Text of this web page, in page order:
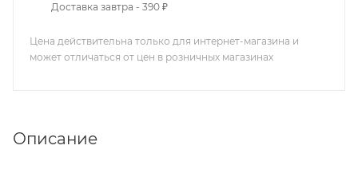
Доставка завтра - 390 ₽
Цена действительна только для интернет-магазина и
может отличаться от цен в розничных магазинах
Описание